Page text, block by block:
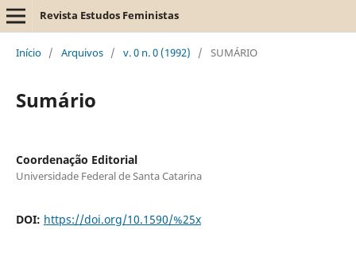
Revista Estudos Feministas
Início / Arquivos / v. 0 n. 0 (1992) / SUMÁRIO
Sumário
Coordenação Editorial
Universidade Federal de Santa Catarina
DOI: https://doi.org/10.1590/%25x